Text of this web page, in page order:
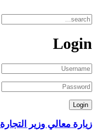
Login
زيارة معالي وزير التجارة